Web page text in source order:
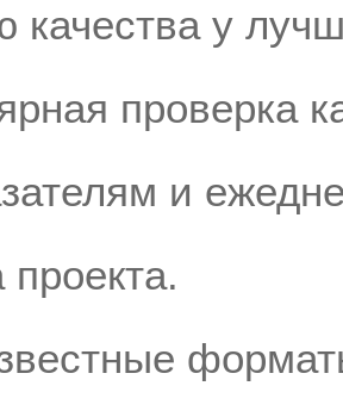
качества у
проверка
и
проекта.